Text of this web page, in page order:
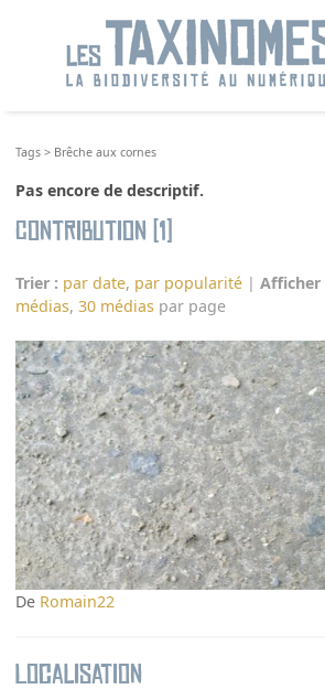
Tags > Brêche aux cornes
Pas encore de descriptif.
Contribution (1)
Trier : par date, par popularité |Afficher
médias,30 médias par page
De Romain22
Localisation